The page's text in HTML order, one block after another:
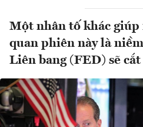
Một nhân tố khác giúp
quan phiên này là
Liên bang (FED) sẽ